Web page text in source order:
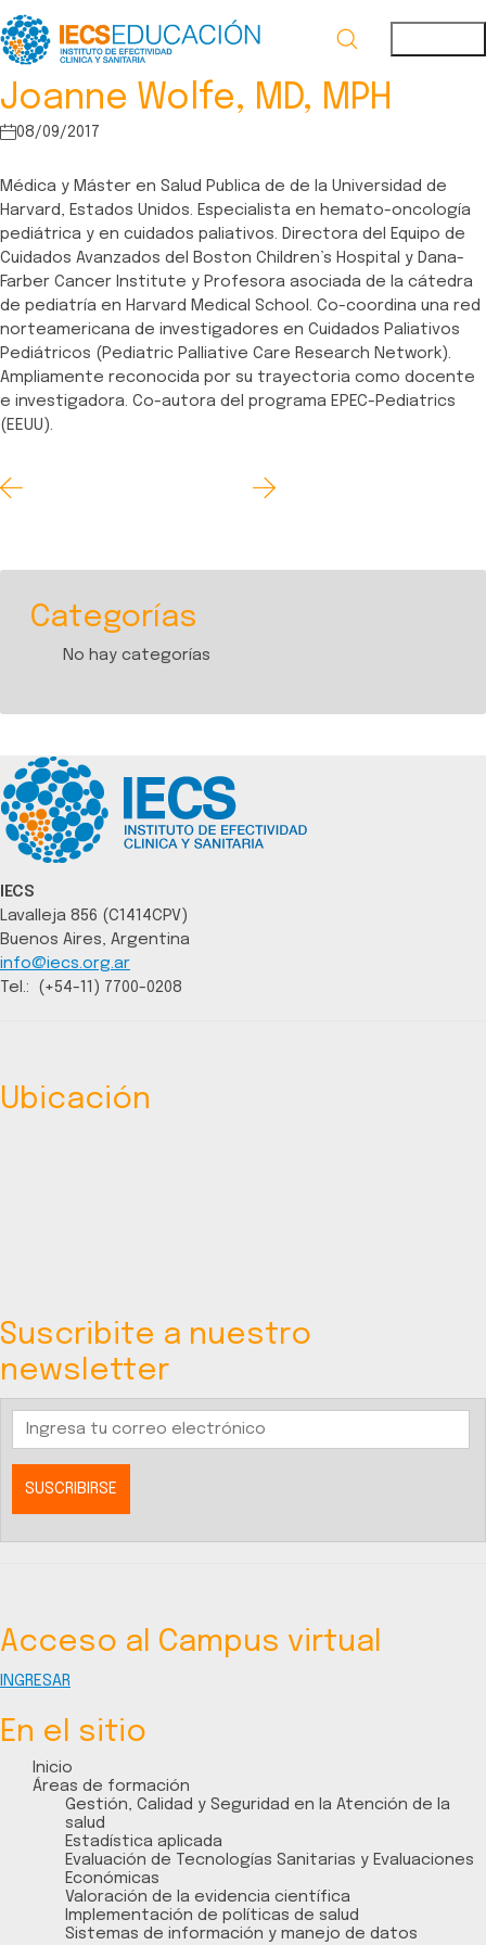
Joanne Wolfe, MD, MPH
08/09/2017
Médica y Máster en Salud Publica de de la Universidad de
Harvard, Estados Unidos. Especialista en hemato-oncología
pediátrica y en cuidados paliativos. Directora del Equipo de
Cuidados Avanzados del Boston Children’s Hospital y Dana-
Farber Cancer Institute y Profesora asociada de la cátedra
de pediatría en Harvard Medical School. Co-coordina una red
norteamericana de investigadores en Cuidados Paliativos
Pediátricos (Pediatric Palliative Care Research Network).
Ampliamente reconocida por su trayectoria como docente
e investigadora. Co-autora del programa EPEC-Pediatrics
(EEUU).
Categorías
No hay categorías
IECS
Lavalleja 856 (C1414CPV)
Buenos Aires, Argentina
info@iecs.org.ar
Tel.: (+54-11) 7700-0208
Ubicación
Suscribite a nuestro
newsletter
Acceso al Campus virtual
INGRESAR
En el sitio
Inicio
Áreas de formación
Gestión, Calidad y Seguridad en la Atención de la
salud
Estadística aplicada
Evaluación de Tecnologías Sanitarias y Evaluaciones
Económicas
Valoración de la evidencia científica
Implementación de políticas de salud
Sistemas de información y manejo de datos